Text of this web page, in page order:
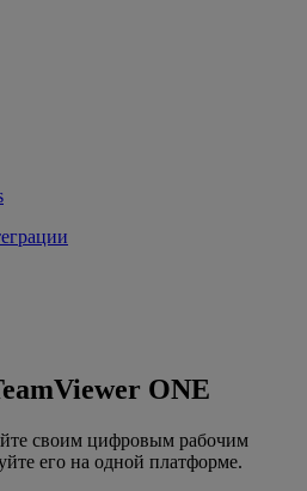
ONE
своим цифровым рабочим
его на одной платформе.